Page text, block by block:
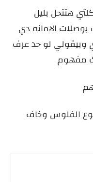
هتتحل بليل
الامانه دي
وبيقولي لو حد عرف
مفهوم
الفلوس وخاف